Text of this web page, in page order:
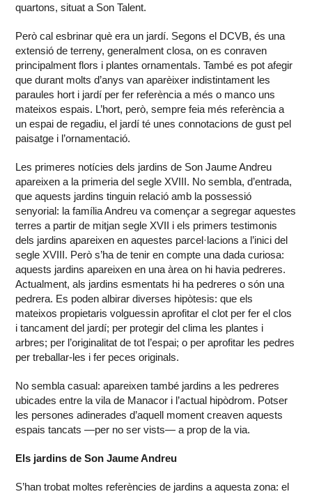
quartons, situat a Son Talent.
Però cal esbrinar què era un jardí. Segons el DCVB, és una
extensió de terreny, generalment closa, on es conraven
principalment flors i plantes ornamentals. També es pot afegir
que durant molts d’anys van aparèixer indistintament les
paraules hort i jardí per fer referència a més o manco uns
mateixos espais. L’hort, però, sempre feia més referència a
un espai de regadiu, el jardí té unes connotacions de gust pel
paisatge i l’ornamentació.
Les primeres notícies dels jardins de Son Jaume Andreu
apareixen a la primeria del segle XVIII. No sembla, d’entrada,
que aquests jardins tinguin relació amb la possessió
senyorial: la família Andreu va començar a segregar aquestes
terres a partir de mitjan segle XVII i els primers testimonis
dels jardins apareixen en aquestes parcel·lacions a l’inici del
segle XVIII. Però s’ha de tenir en compte una dada curiosa:
aquests jardins apareixen en una àrea on hi havia pedreres.
Actualment, als jardins esmentats hi ha pedreres o són una
pedrera. Es poden albirar diverses hipòtesis: que els
mateixos propietaris volguessin aprofitar el clot per fer el clos
i tancament del jardí; per protegir del clima les plantes i
arbres; per l’originalitat de tot l’espai; o per aprofitar les pedres
per treballar-les i fer peces originals.
No sembla casual: apareixen també jardins a les pedreres
ubicades entre la vila de Manacor i l’actual hipòdrom. Potser
les persones adinerades d’aquell moment creaven aquests
espais tancats —per no ser vists— a prop de la via.
Els jardins de Son Jaume Andreu
S’han trobat moltes referències de jardins a aquesta zona: el